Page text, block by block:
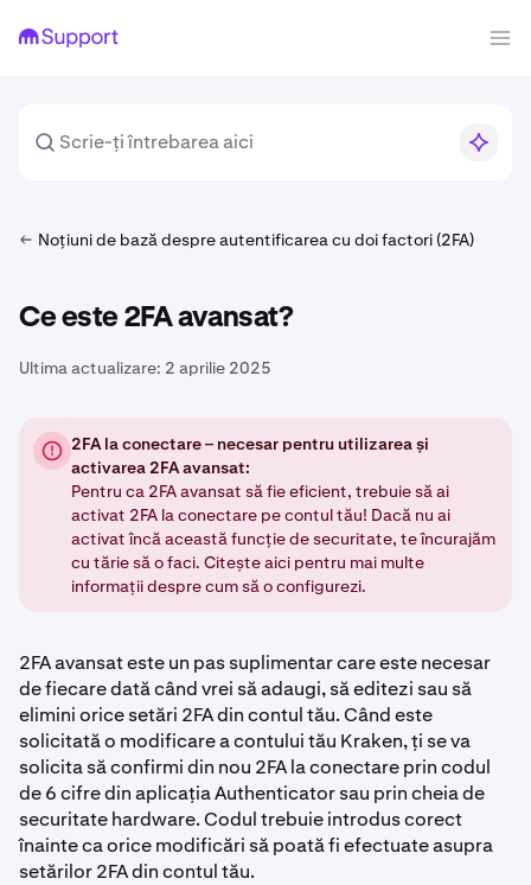
Noțiuni de bază despre autentificarea cu doi factori (2FA)
Ce este 2FA avansat?
Ultima actualizare: 2 aprilie 2025
2FA la conectare – necesar pentru utilizarea și
activarea 2FA avansat:
Pentru ca 2FA avansat să fie eficient, trebuie să ai
activat 2FA la conectare pe contul tău! Dacă nu ai
activat încă această funcție de securitate, te încurajăm
cu tărie să o faci. Citește aici pentru mai multe
informații despre cum să o configurezi.
2FA avansat este un pas suplimentar care este necesar
de fiecare dată când vrei să adaugi, să editezi sau să
elimini orice setări 2FA din contul tău. Când este
solicitată o modificare a contului tău Kraken, ți se va
solicita să confirmi din nou 2FA la conectare prin codul
de 6 cifre din aplicația Authenticator sau prin cheia de
securitate hardware. Codul trebuie introdus corect
înainte ca orice modificări să poată fi efectuate asupra
setărilor 2FA din contul tău.